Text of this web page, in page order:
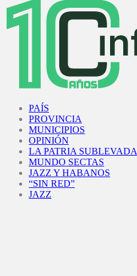
PAÍS
PROVINCIA
MUNICIPIOS
OPINIÓN
LA PATRIA SUBLEVADA
MUNDO SECTAS
JAZZ Y HABANOS
“SIN RED”
JAZZ